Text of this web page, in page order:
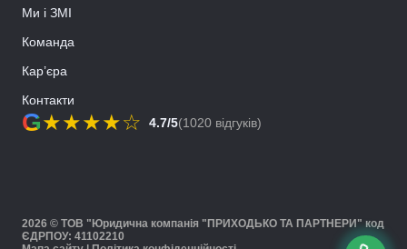
G★★★★☆ 4.7/5(1020 відгуків)
Ми і ЗМІ
Команда
Кар’єра
Контакти
2026 © ТОВ "Юридична компанія "ПРИХОДЬКО ТА ПАРТНЕРИ" код
ЄДРПОУ: 41102210